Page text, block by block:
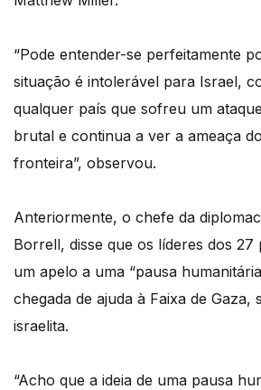
“Pode entender-se perfeitamente
situação é intolerável para Israel,
qualquer país que sofreu um
brutal e continua a ver a ameaça
fronteira”, observou.
Anteriormente, o chefe da
Borrell, disse que os líderes dos 27
um apelo a uma “pausa
chegada de ajuda à Faixa de Gaza,
israelita.
“Acho que a ideia de uma pausa